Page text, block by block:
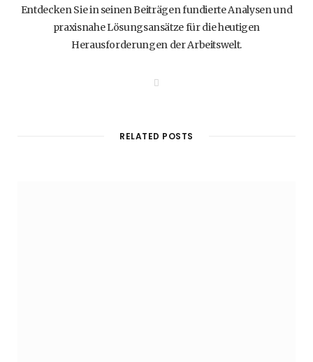
Entdecken Sie in seinen Beiträgen fundierte Analysen und
praxisnahe Lösungsansätze für die heutigen
Herausforderungen der Arbeitswelt.
RELATED POSTS